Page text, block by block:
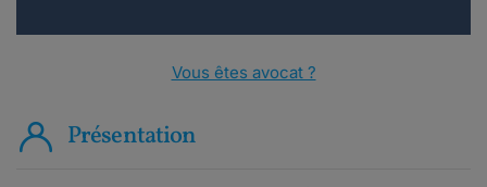
Vous êtes avocat ?
Présentation